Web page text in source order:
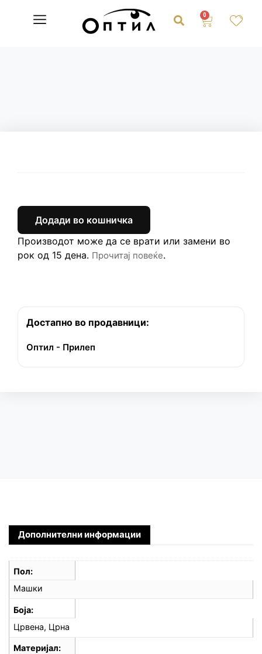
0
Додади во кошничка
Производот може да се врати или замени во
рок од 15 дена. Прочитај повеќе.
Достапно во продавници:
Оптил - Прилеп
Дополнителни информации
Пол
Машки
Боја
Црвена, Црна
Материјал